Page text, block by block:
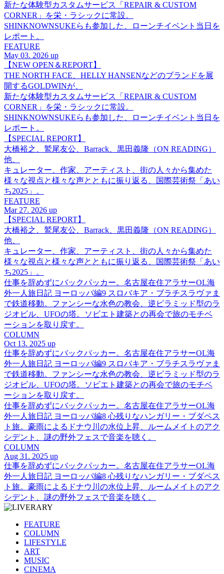
新たな体験型カスタムサービス「REPAIR & CUSTOM
CORNER」を栄・ラシックに常設。
SHINKNOWNSUKEらも参加した、ローンチイベント当日を
レポート。
FEATURE
May 03. 2026 up
【NEW OPEN＆REPORT】
THE NORTH FACE、HELLY HANSENなどのブランドを展
開するGOLDWINが、
新たな体験型カスタムサービス「REPAIR & CUSTOM
CORNER」を栄・ラシックに常設。
SHINKNOWNSUKEらも参加した、ローンチイベント当日を
レポート。
【SPECIAL REPORT】
大橋裕之、鷲尾友公、Barrack、黒田義隆（ON READING）
他、
キュレーター、作家、アーティスト、街の人々から集めた
様々な視点と様々な声とともに振り返る、国際芸術祭「あい
ち2025」。
FEATURE
Mar 27. 2026 up
【SPECIAL REPORT】
大橋裕之、鷲尾友公、Barrack、黒田義隆（ON READING）
他、
キュレーター、作家、アーティスト、街の人々から集めた
様々な視点と様々な声とともに振り返る、国際芸術祭「あい
ち2025」。
仕事を辞めずにバックパッカー。名古屋在住アラサーOL海
外一人旅日記 ヨーロッパ編9 スロバキア・ブラチスラヴァま
で鉄道移動。ファンシーな水色の教会、逆ピラミッド型のラ
ジオビル、UFOの塔。ソビエト建築との再会で旅のモチベ
ーションを取り戻す。
COLUMN
Oct 13. 2025 up
仕事を辞めずにバックパッカー。名古屋在住アラサーOL海
外一人旅日記 ヨーロッパ編9 スロバキア・ブラチスラヴァま
で鉄道移動。ファンシーな水色の教会、逆ピラミッド型のラ
ジオビル、UFOの塔。ソビエト建築との再会で旅のモチベ
ーションを取り戻す。
仕事を辞めずにバックパッカー。名古屋在住アラサーOL海
外一人旅日記 ヨーロッパ編8 心残りなハンガリー・ブダペス
ト旅。豪雨によるドナウ川の水位上昇、ルームメイトのアク
シデント、謎の野外フェスで音楽を聴く。
COLUMN
Aug 31. 2025 up
仕事を辞めずにバックパッカー。名古屋在住アラサーOL海
外一人旅日記 ヨーロッパ編8 心残りなハンガリー・ブダペス
ト旅。豪雨によるドナウ川の水位上昇、ルームメイトのアク
シデント、謎の野外フェスで音楽を聴く。
FEATURE
COLUMN
LIFESTYLE
ART
MUSIC
CINEMA